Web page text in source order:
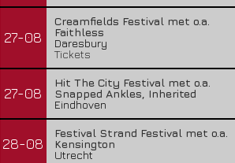
27-08
Creamfields Festival met o.a.
Faithless
Daresbury
Tickets
27-08
Hit The City Festival met o.a.
Snapped Ankles, Inherited
Eindhoven
28-08
Festival Strand Festival met o.a.
Kensington
Utrecht